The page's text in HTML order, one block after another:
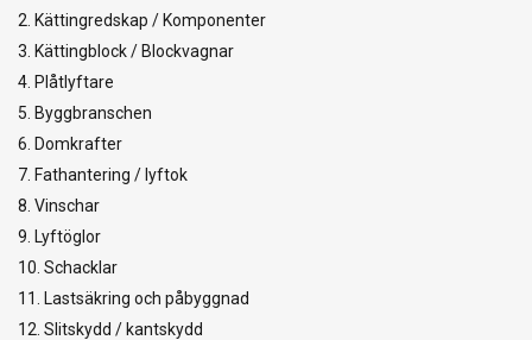
2. Kättingredskap / Komponenter
3. Kättingblock / Blockvagnar
4. Plåtlyftare
5. Byggbranschen
6. Domkrafter
7. Fathantering / lyftok
8. Vinschar
9. Lyftöglor
10. Schacklar
11. Lastsäkring och påbyggnad
12. Slitskydd / kantskydd